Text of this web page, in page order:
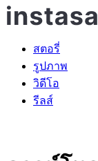
สตอรี่
รูปภาพ
วิดีโอ
รีลส์